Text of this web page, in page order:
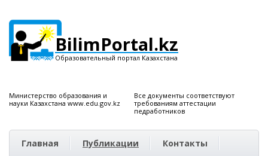
BilimPortal.kz
Образовательный портал Казахстана
Министерство образования и
науки Казахстана www.edu.gov.kz
Все документы соответствуют
требованиям аттестации
педработников
Главная Публикации Контакты